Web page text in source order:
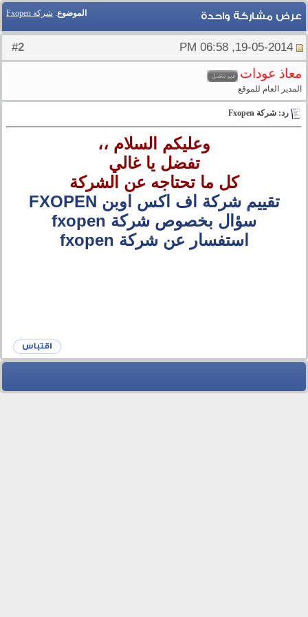
الموضوع: شركة Fxopen عرض مشاركة واحدة
2
معاذ عودات
المدير العام للموقع
رد: شركة Fxopen
وعليكم السلام ،،
تفضل يا غالي
كل ما تحتاجه عن الشركة
تقييم شركة اف اكس اوبن FXOPEN
سؤال بخصوص شركة fxopen
استفسار عن شركة fxopen